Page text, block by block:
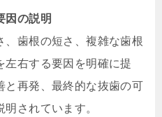
因の説明
歯根の短さ、複雑な歯根
左右する要因を明確に提
と再発、最終的な抜歯の可
されています。